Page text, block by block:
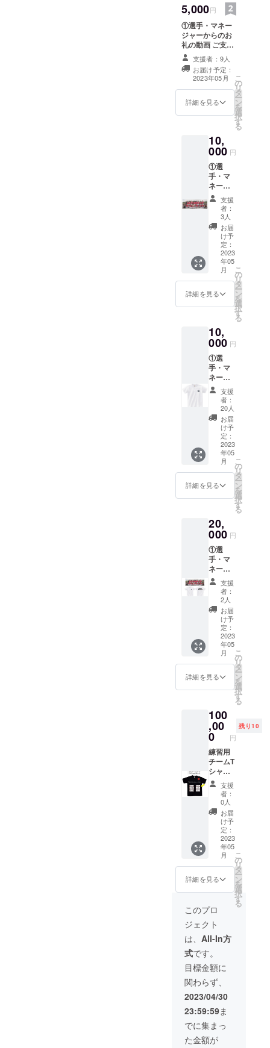
でお届けしま
す！ 提供方法：
視聴用URLを
メールで送信 ※
グッズ不要で応
援したいという
方は、こちらを
選択いただき、
追加金額を入力
だくことも可能
です。
5,000円
①選手・マネー
ジャーからのお
礼の動画 ご支援
いただいた方
に、選手・マ
ネージャーから
全国大会へ出場
する意気込みや
今後の活動目標
など、 感謝の気
でお届けしま
視聴用URLを
メールで送信 ②
チーム紹介ダイ
ジェスト動画 夕
張市役所野球部
のメンバー紹介
や日々の練習風
景を３分程度の
動画でお届けし
ネージャーの趣
味・特技、チー
ム内でのキャラ
は見られない隠
れた一面が見れ
URLをメールで
支援者：9人
お届け予定：
2023年05月
詳細を見る
こ
の
リ
タ
ー
ン
を
選
択
す
る
10,
000 円
①選
手・マ
ネー
ジャー
からの
お礼の
動画 ご
支援い
ただい
た方
に、選
手・マ
ネー
ジャー
から全
国大会
する意
気込み
や今後
の活動
目標な
ど、 感
謝の気
持ちを
込め
て、１
分程度
の動画
でお届
けしま
す！ 提
供方
法：視
で送信
②チー
ム紹介
ダイ
ジェス
ト動画
夕張市
役所野
球部の
メン
バー紹
介や
日々の
練習風
景を３
分程度
の動画
手・マ
ネー
ジャー
の趣
味・特
技、
チーム
内での
キャラ
付けな
ど試合
では見
られな
い隠れ
た一面
が見れ
るか
も…？
視聴用
メール
で送信
③オリ
ジナル
タオル
Tシャツ
（うし
ろ）と
笑顔な
集合写
真を使
用！タ
支援
者：
3人
お届
け予
定：
2023
年05
月
詳細を見る
こ
の
リ
タ
ー
ン
を
選
択
す
る
10,
000 円
①選
手・マ
ネー
ジャー
からの
お礼の
動画 ご
支援い
ただい
た方
に、選
手・マ
ネー
ジャー
から全
国大会
する意
気込み
や今後
の活動
目標な
ど、 感
謝の気
持ちを
込め
て、１
分程度
の動画
でお届
けしま
す！ 提
供方
法：視
で送信
②チー
ム紹介
ダイ
ジェス
ト動画
夕張市
役所野
球部の
メン
バー紹
介や
日々の
練習風
景を３
分程度
の動画
でお届
手・マ
ネー
ジャー
の趣
味・特
技、
チーム
内での
キャラ
付けな
ど試合
では見
られな
い隠れ
た一面
支援
者：
20人
お届
け予
定：
2023
年05
月
詳細を見る
こ
の
リ
タ
ー
ン
を
選
択
す
る
20,
000 円
①選
手・マ
ネー
ジャー
からの
お礼の
動画 ご
支援い
ただい
た方
に、選
手・マ
ネー
ジャー
から全
国大会
する意
気込み
や今後
の活動
目標な
ど、 感
謝の気
持ちを
込め
て、１
分程度
の動画
でお届
けしま
す！ 提
供方
法：視
聴用
URLを
メール
で送信
②チー
ム紹介
ダイ
ジェス
ト動画
夕張市
役所野
球部の
メン
バー紹
介や
日々の
練習風
景を３
支援
者：
2人
お届
け予
定：
2023
年05
月
詳細を見る
こ
の
リ
タ
ー
ン
を
選
択
す
る
100
,00
0 円
残り10
練習用
チームT
シャツ
にスポ
ンサー
枠をし
て、企
業名、
ロゴな
どを掲
載させ
ていた
だきま
す。 夕
張市役
所野球
部とア
ツい青
春時間
を過ご
しませ
んか？
①掲載
期間に
ついて
約３
年程度
②掲載
方法に
ついて
ロゴ
支援
者：
0人
お届
け予
定：
2023
年05
月
詳細を見る
こ
の
リ
タ
ー
ン
を
選
択
す
る
このプロ
ジェクト
は、 All-In方
式です。
目標金額に
関わらず、
2023/04/30
23:59:59ま
でに集まっ
た金額が